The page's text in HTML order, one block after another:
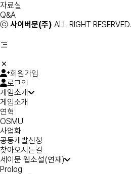
자료실
Q&A
ⓒ 사이버문(주) ALL RIGHT RESERVED.
회원가입
로그인
게임소개
게임소개
연혁
OSMU
사업화
공동개발신청
찾아오시는길
세이문 웹소설(연재)
Prolog